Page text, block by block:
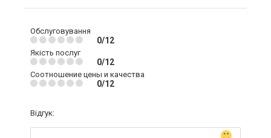
Обслуговування
0/12
Якість послуг
0/12
Соотношение цены и качества
0/12
Відгук: